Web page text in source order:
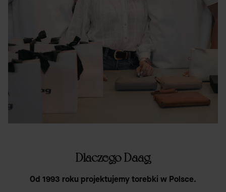
Dlaczego Daag
Od 1993 roku projektujemy torebki w Polsce.